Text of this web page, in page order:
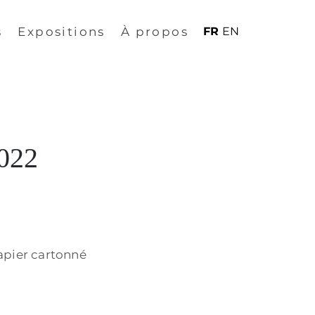
Expositions À propos FR EN
cartonné